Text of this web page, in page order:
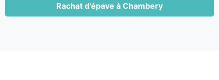
Rachat d'épave à Chambery